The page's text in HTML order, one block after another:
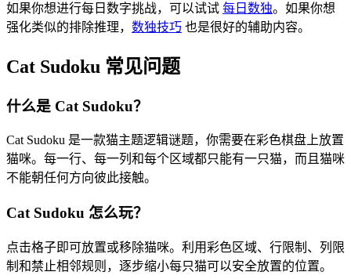
如果你想进行每日数字挑战，可以试试 每日数独。如果你想
强化类似的排除推理， 数独技巧 也是很好的辅助内容。
Cat Sudoku 常见问题
什么是 Cat Sudoku？
Cat Sudoku 是一款猫主题逻辑谜题，你需要在彩色棋盘上放置
猫咪。每一行、每一列和每个区域都只能有一只猫，而且猫咪
不能朝任何方向彼此接触。
Cat Sudoku 怎么玩？
点击格子即可放置或移除猫咪。利用彩色区域、行限制、列限
制和禁止相邻规则，逐步缩小每只猫可以安全放置的位置。